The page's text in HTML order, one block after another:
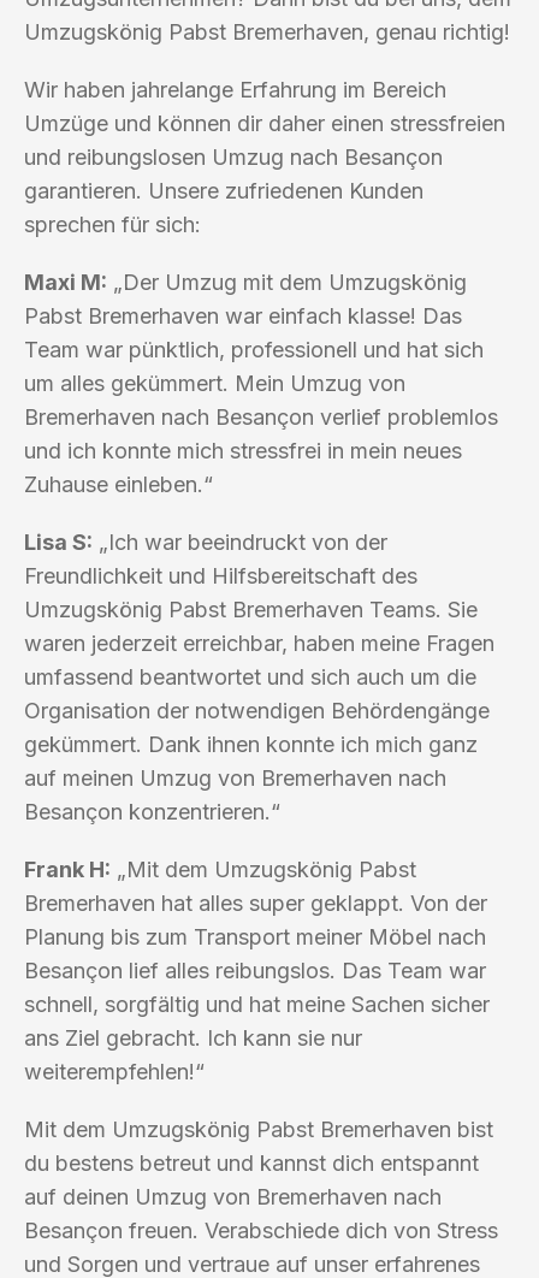
Umzugskönig Pabst Bremerhaven, genau richtig!
Wir haben jahrelange Erfahrung im Bereich
Umzüge und können dir daher einen stressfreien
und reibungslosen Umzug nach Besançon
garantieren. Unsere zufriedenen Kunden
sprechen für sich:
Maxi M: „Der Umzug mit dem Umzugskönig
Pabst Bremerhaven war einfach klasse! Das
Team war pünktlich, professionell und hat sich
um alles gekümmert. Mein Umzug von
Bremerhaven nach Besançon verlief problemlos
und ich konnte mich stressfrei in mein neues
Zuhause einleben.“
Lisa S: „Ich war beeindruckt von der
Freundlichkeit und Hilfsbereitschaft des
Umzugskönig Pabst Bremerhaven Teams. Sie
waren jederzeit erreichbar, haben meine Fragen
umfassend beantwortet und sich auch um die
Organisation der notwendigen Behördengänge
gekümmert. Dank ihnen konnte ich mich ganz
auf meinen Umzug von Bremerhaven nach
Besançon konzentrieren.“
Frank H: „Mit dem Umzugskönig Pabst
Bremerhaven hat alles super geklappt. Von der
Planung bis zum Transport meiner Möbel nach
Besançon lief alles reibungslos. Das Team war
schnell, sorgfältig und hat meine Sachen sicher
ans Ziel gebracht. Ich kann sie nur
weiterempfehlen!“
Mit dem Umzugskönig Pabst Bremerhaven bist
du bestens betreut und kannst dich entspannt
auf deinen Umzug von Bremerhaven nach
Besançon freuen. Verabschiede dich von Stress
und Sorgen und vertraue auf unser erfahrenes